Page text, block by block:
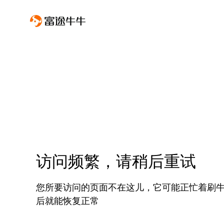
访问频繁，请稍后重试
您所要访问的页面不在这儿，它可能正忙着刷
后就能恢复正常